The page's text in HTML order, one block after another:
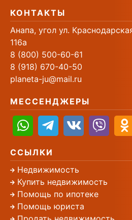
КОНТАКТЫ
Анапа, угол ул.
116а
8 (800) 500-60-61
8 (918) 670-40-50
planeta-ju@mail.ru
МЕССЕНДЖЕРЫ
ССЫЛКИ
Недвижимость
Купить недвижимость
Помощь по ипотеке
Помощь юриста